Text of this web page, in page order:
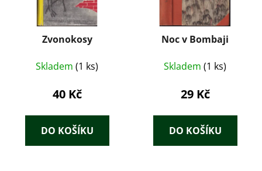
Zvonokosy
Skladem (1 ks)
40 Kč
DO KOŠÍKU
Noc v Bombaji
Skladem (1 ks)
29 Kč
DO KOŠÍKU